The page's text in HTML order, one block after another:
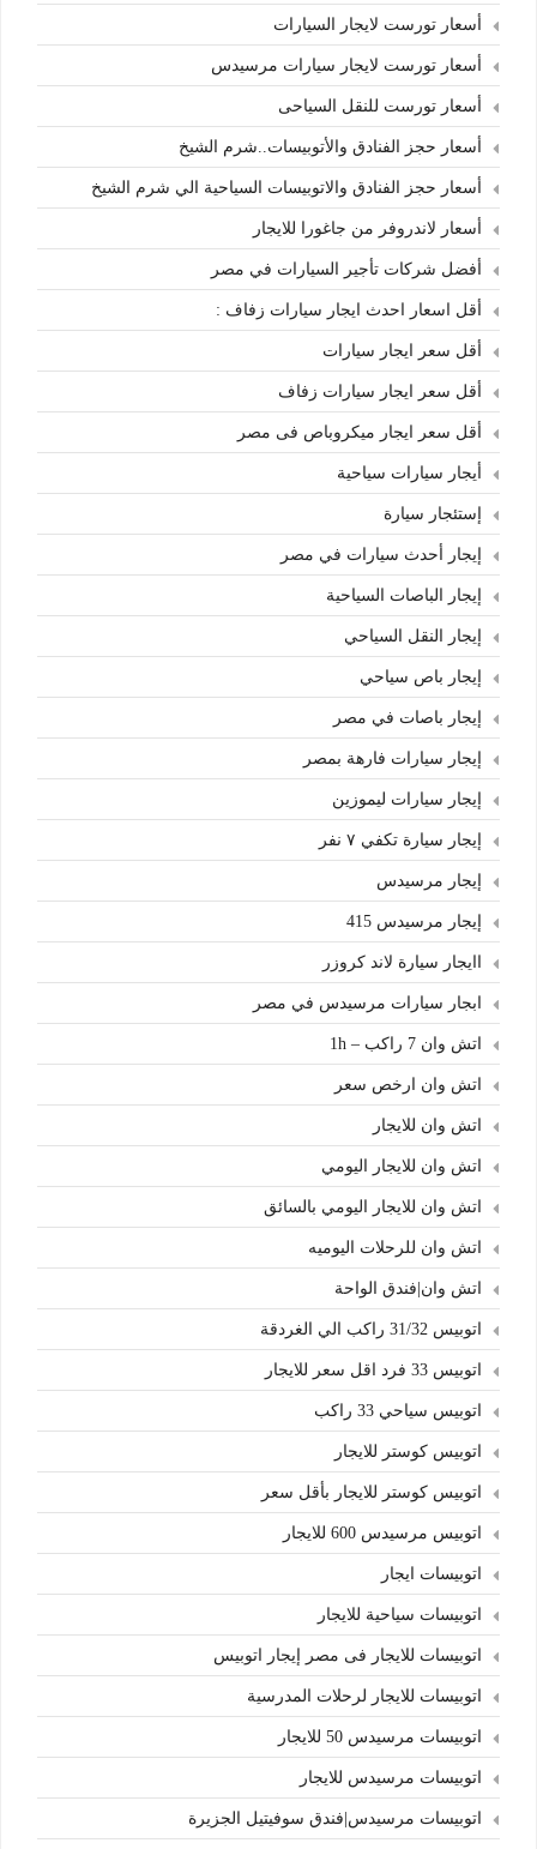
أسعار تورست لايجار السيارات
أسعار تورست لايجار سيارات مرسيدس
أسعار تورست للنقل السياحى
أسعار حجز الفنادق والأتوبيسات..شرم الشيخ
أسعار حجز الفنادق والاتوبيسات السياحية الي شرم الشيخ
أسعار لاندروفر من جاغورا للايجار
أفضل شركات تأجير السيارات في مصر
أقل اسعار احدث ايجار سيارات زفاف :
أقل سعر ايجار سيارات
أقل سعر ايجار سيارات زفاف
أقل سعر ايجار ميكروباص فى مصر
أيجار سيارات سياحية
إستئجار سيارة
إيجار أحدث سيارات في مصر
إيجار الباصات السياحية
إيجار النقل السياحي
إيجار باص سياحي
إيجار باصات في مصر
إيجار سيارات فارهة بمصر
إيجار سيارات ليموزين
إيجار سيارة تكفي ٧ نفر
إيجار مرسيدس
إيجار مرسيدس 415
اايجار سيارة لاند كروزر
ابجار سيارات مرسيدس في مصر
اتش وان 7 راكب – 1h
اتش وان ارخص سعر
اتش وان للايجار
اتش وان للايجار اليومي
اتش وان للايجار اليومي بالسائق
اتش وان للرحلات اليوميه
اتش وان|فندق الواحة
اتوبيس 31/32 راكب الي الغردقة
اتوبيس 33 فرد اقل سعر للايجار
اتوبيس سياحي 33 راكب
اتوبيس كوستر للايجار
اتوبيس كوستر للايجار بأقل سعر
اتوبيس مرسيدس 600 للايجار
اتوبيسات ايجار
اتوبيسات سياحية للايجار
اتوبيسات للايجار فى مصر إيجار اتوبيس
اتوبيسات للايجار لرحلات المدرسية
اتوبيسات مرسيدس 50 للايجار
اتوبيسات مرسيدس للايجار
اتوبيسات مرسيدس|فندق سوفيتيل الجزيرة